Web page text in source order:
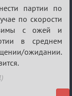
партии по
по скорости
с ожей и
в среднем
ожидании.